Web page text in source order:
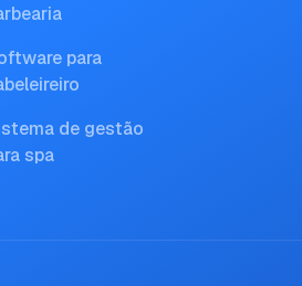
para
de gestão
spa